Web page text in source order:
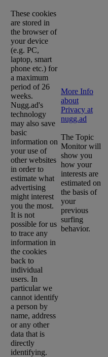
These cookies
are stored in
the browser of
your device
(e.g. PC,
laptop, smart
phone etc.) for
a maximum
period of 26
weeks.
Nugg.ad's
technology
may also save
basic
information on
your use of
other websites
in order to
estimate what
advertising
might interest
you the most.
It is not
possible for us
to trace any
information in
the cookies
back to
individual
users. In
particular we
cannot identify
a person by
name, address
or any other
data that is
directly
identifying.
More Info
about
Privacy at
nugg.ad
The Topic
Monitor will
show you
how your
interests are
estimated on
the basis of
your
previous
surfing
behavior.